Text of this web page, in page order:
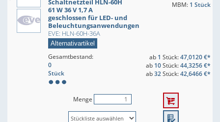
Schaltnetzteil HLN-60H
61 W 36 V 1,7 A
geschlossen für LED- und
Beleuchtungsanwendungen
EVE: HLN-60H-36A
Alternativartikel
MBM: 1 Stück
Gesamtbestand:
0
Stück
ab 1 Stück:47,0120 €*
ab 10Stück:44,3256 €*
ab32Stück:42,6466 €*
Menge